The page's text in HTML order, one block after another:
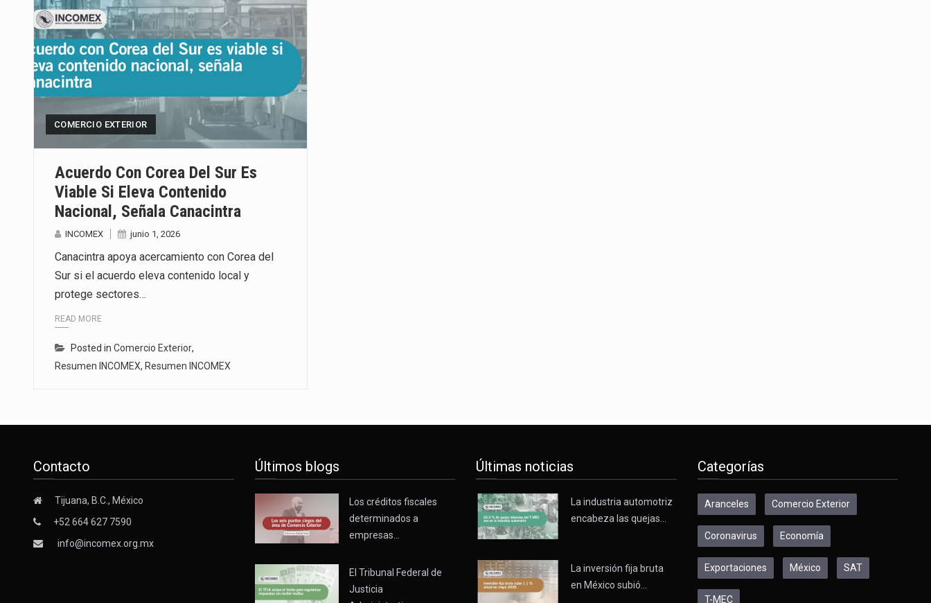
COMERCIO EXTERIOR
Acuerdo Con Corea Del Sur Es
Viable Si Eleva Contenido
Nacional, Señala Canacintra
INCOMEX junio 1, 2026
Canacintra apoya acercamiento con Corea del
Sur si el acuerdo eleva contenido local y
protege sectores…
READ MORE
Posted in Comercio Exterior,
Resumen INCOMEX, Resumen INCOMEX
Contacto
Tijuana, B.C., México
+52 664 627 7590
info@incomex.org.mx
Últimos blogs
Los créditos fiscales
determinados a
empresas…
El Tribunal Federal de
Justicia
Últimas noticias
La industria automotriz
encabeza las quejas…
La inversión fija bruta
en México subió…
Categorías
Aranceles Comercio Exterior
Coronavirus Economía
Exportaciones México SAT
T-MEC